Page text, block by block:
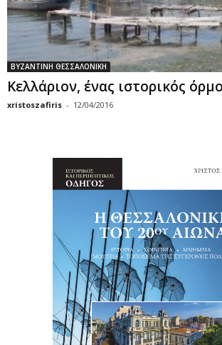
ΒΥΖΑΝΤΙΝΗ ΘΕΣΣΑΛΟΝΙΚΗ
Κελλάριον, ένας ιστορικός
xristoszafiris - 12/04/2016